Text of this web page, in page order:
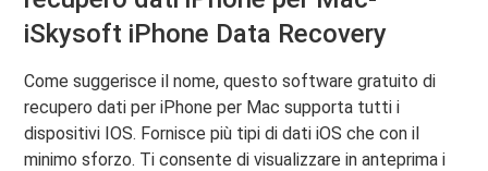
iSkysoft iPhone Data Recovery
Come suggerisce il nome, questo software gratuito di
recupero dati per iPhone per Mac supporta tutti i
dispositivi IOS. Fornisce più tipi di dati iOS che con il
minimo sforzo. Ti consente di visualizzare in anteprima i